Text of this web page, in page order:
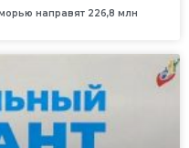
направят 226,8 млн